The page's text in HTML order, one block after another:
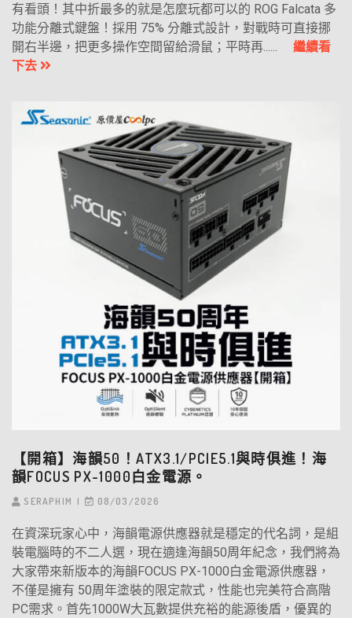
有看頭！其中折最多的就是怎麼玩都可以的 ROG Falcata 多
功能分離式鍵盤！採用 75% 分離式設計，對戰時可直接挪
開右半邊，把更多操作空間留給滑鼠；平時再...... 繼續看
下去
【開箱】海韻50！ATX3.1/PCIE5.1與時俱進！海
韻FOCUS PX-1000白金電源。
SERAPHIM 08/03/2026
在資深玩家心中，海韻電源供應器就是穩定的代名詞，是組
裝電腦時的不二人選，現在適逢海韻50周年紀念，我們將為
大家帶來新版本的海韻FOCUS PX-1000白金電源供應器，
不僅是擁有 50周年塗裝的限定款式，性能也完美符合高階
PC需求。首先1000W大瓦數提供充裕的能源後盾，優異的